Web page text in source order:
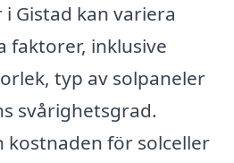
Gistad kan variera
faktorer, inklusive
typ av solpaneler
svårighetsgrad.
kostnaden för solceller